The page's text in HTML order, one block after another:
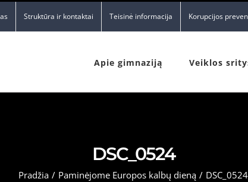
Struktūra ir kontaktai Teisinė informacija Korupcijos
Apie gimnaziją Veiklos
DSC_0524
Pradžia / Paminėjome Europos kalbų dieną / DSC_0524